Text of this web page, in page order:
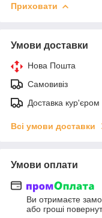
Приховати
Умови доставки
Нова Пошта
Самовивіз
Доставка
Всі умови доставки
Умови оплати
Ви отримаєте
або гроші